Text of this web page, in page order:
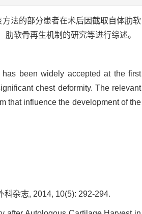
法的部分患者在术后因截取自体肋软
软骨再生机制的研究等进行综述。
been widely accepted at the first
chest deformity. The relevant
that influence the development of the
杂志, 2014, 10(5): 292-294.